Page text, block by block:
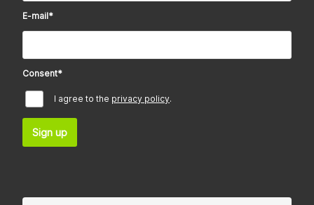
E-mail*
Consent*
I agree to the privacy policy.
Sign up